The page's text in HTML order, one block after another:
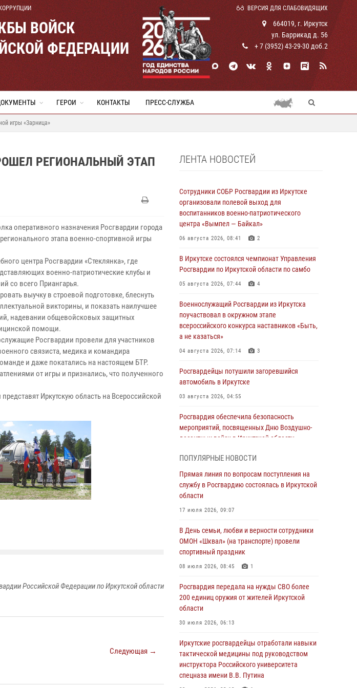
ВЕРСИЯ ДЛЯ СЛАБОВИДЯЩИХ
ВОЙСК
ФЕДЕРАЦИИ
664019, г. Иркутск
ул. Баррикад д. 56
+ 7 (3952) 43-29-30 доб.2
ГЕРОИ КОНТАКТЫ ПРЕСС-СЛУЖБА
игры «Зарница»
РЕГИОНАЛЬНЫЙ ЭТАП
оперативного назначения Росгвардии города
этапа военно-спортивной игры
центра Росгвардии «Стеклянка», где
военно-патриотические клубы и
со всего Приангарья.
выучку в строевой подготовке, блеснуть
викторины, и показать наилучшее
надевании общевойсковых защитных
помощи.
Росгвардии провели для участников
связиста, медика и командира
и даже покатались на настоящем БТР.
от игры и признались, что полученного
Иркутскую область на Всероссийской
Российской Федерации по Иркутской области
Следующая →
ЛЕНТА НОВОСТЕЙ
Сотрудники СОБР Росгвардии из Иркутске
организовали полевой выход для
воспитанников военно-патриотического
центра «Вымпел — Байкал»
06 августа 2026, 08:41 2
В Иркутске состоялся чемпионат Управления
Росгвардии по Иркутской области по самбо
05 августа 2026, 07:44 4
Военнослужащий Росгвардии из Иркутска
поучаствовал в окружном этапе
всероссийского конкурса наставников «Быть,
а не казаться»
04 августа 2026, 07:14 3
Росгвардейцы потушили загоревшийся
автомобиль в Иркутске
03 августа 2026, 04:55
Росгвардия обеспечила безопасность
мероприятий, посвященных Дню Воздушно-
десантных войск в Иркутской области
Росгвардейцы из Братска присоединились к
донорской акции «От сердца к сердцу»
(видео)
31 июля 2026, 04:37
Сотрудники Росгвардии нашли и вернули
родственникам пропавшую пожилую
женщину в Иркутске
30 июля 2026, 07:37
Росгвардия передала на нужды СВО более
200 единиц оружия от жителей Иркутской
области
30 июля 2026, 06:13
При силовой поддержке СОБР Росгвардии в
Иркутской области провели рейды по
соблюдению миграционного
законодательства
ПОПУЛЯРНЫЕ НОВОСТИ
Прямая линия по вопросам поступления на
службу в Росгвардию состоялась в Иркутской
области
17 июля 2026, 09:07
В День семьи, любви и верности сотрудники
ОМОН «Шквал» (на транспорте) провели
спортивный праздник
08 июля 2026, 08:45 1
Росгвардия передала на нужды СВО более
200 единиц оружия от жителей Иркутской
области
30 июля 2026, 06:13
Иркутские росгвардейцы отработали навыки
тактической медицины под руководством
инструктора Российского университета
спецназа имени В.В. Путина